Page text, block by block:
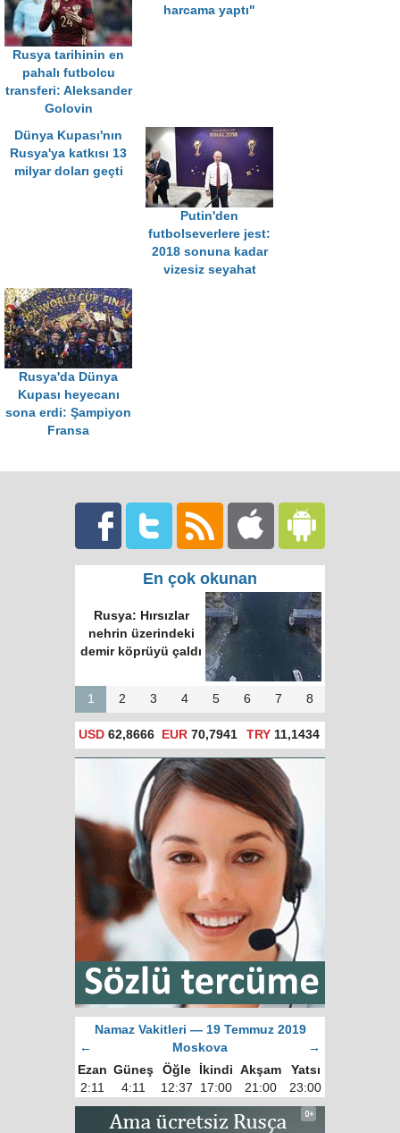
Rusya tarihinin en
pahalı futbolcu
transferi: Aleksander
Golovin
harcama yaptı"
Dünya Kupası'nın
Rusya'ya katkısı 13
milyar doları geçti
Putin'den
futbolseverlere jest:
2018 sonuna kadar
vizesiz seyahat
Rusya'da Dünya
Kupası heyecanı
sona erdi: Şampiyon
Fransa
En çok okunan
Rusya: Hırsızlar
nehrin üzerindeki
demir köprüyü çaldı
1 2 3 4 5 6 7 8
USD 62,8666 EUR 70,7941 TRY 11,1434
Namaz Vakitleri — 19 Temmuz 2019
←
Moskova
→
Ezan Güneş Öğle İkindi Akşam
Yatsı
2:11
4:11 12:37 17:00 21:00 23:00